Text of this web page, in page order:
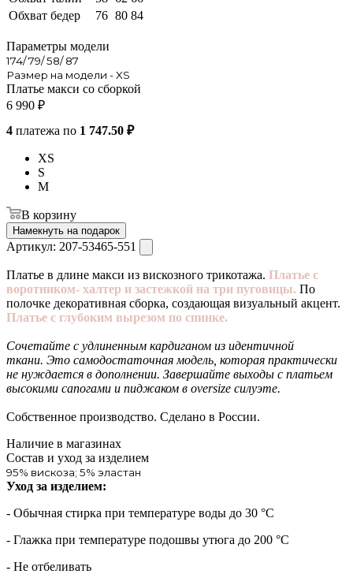
Обхват бедер
76 80 84
Параметры модели
174/ 79/ 58/ 87
Размер на модели - XS
Платье макси со сборкой
6 990 ₽
4 платежа по 1 747.50 ₽
XS
S
M
В корзину
Намекнуть на подарок
Артикул: 207-53465-551
Платье в длине макси из вискозного трикотажа. Платье с
воротником- халтер и застежкой на три пуговицы. По
полочке декоративная сборка, создающая визуальный акцент.
Платье с глубоким вырезом по спинке.
Сочетайте с удлиненным кардиганом из идентичной
ткани. Это самодостаточная модель, которая практически
не нуждается в дополнении. Завершайте выходы с платьем
высокими сапогами и пиджаком в oversize силуэте.
Собственное производство. Сделано в России.
Наличие в магазинах
Состав и уход за изделием
95% вискоза; 5% эластан
Уход за изделием:
- Обычная стирка при температуре воды до 30 °C
- Глажка при температуре подошвы утюга до 200 °C
- Не отбеливать